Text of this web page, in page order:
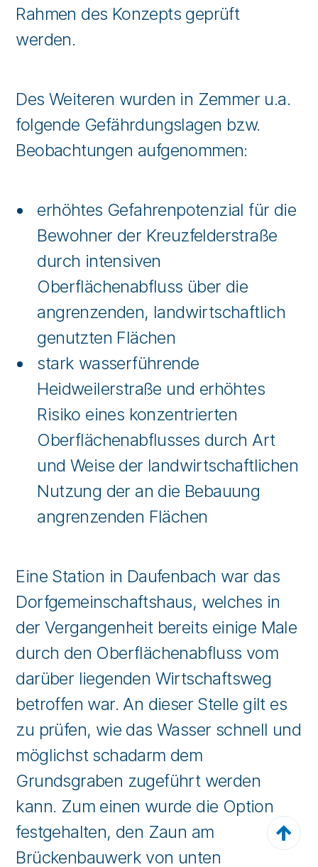
Rahmen des Konzepts geprüft
werden.
Des Weiteren wurden in Zemmer u.a.
folgende Gefährdungslagen bzw.
Beobachtungen aufgenommen:
erhöhtes Gefahrenpotenzial für die
Bewohner der Kreuzfelderstraße
durch intensiven
Oberflächenabfluss über die
angrenzenden, landwirtschaftlich
genutzten Flächen
stark wasserführende
Heidweilerstraße und erhöhtes
Risiko eines konzentrierten
Oberflächenabflusses durch Art
und Weise der landwirtschaftlichen
Nutzung der an die Bebauung
angrenzenden Flächen
Eine Station in Daufenbach war das
Dorfgemeinschaftshaus, welches in
der Vergangenheit bereits einige Male
durch den Oberflächenabfluss vom
darüber liegenden Wirtschaftsweg
betroffen war. An dieser Stelle gilt es
zu prüfen, wie das Wasser schnell und
möglichst schadarm dem
Grundsgraben zugeführt werden
kann. Zum einen wurde die Option
festgehalten, den Zaun am
Brückenbauwerk von unten
